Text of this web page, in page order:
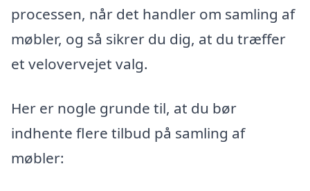
processen, når det handler om samling af
møbler, og så sikrer du dig, at du træffer
et velovervejet valg.
Her er nogle grunde til, at du bør
indhente flere tilbud på samling af
møbler: